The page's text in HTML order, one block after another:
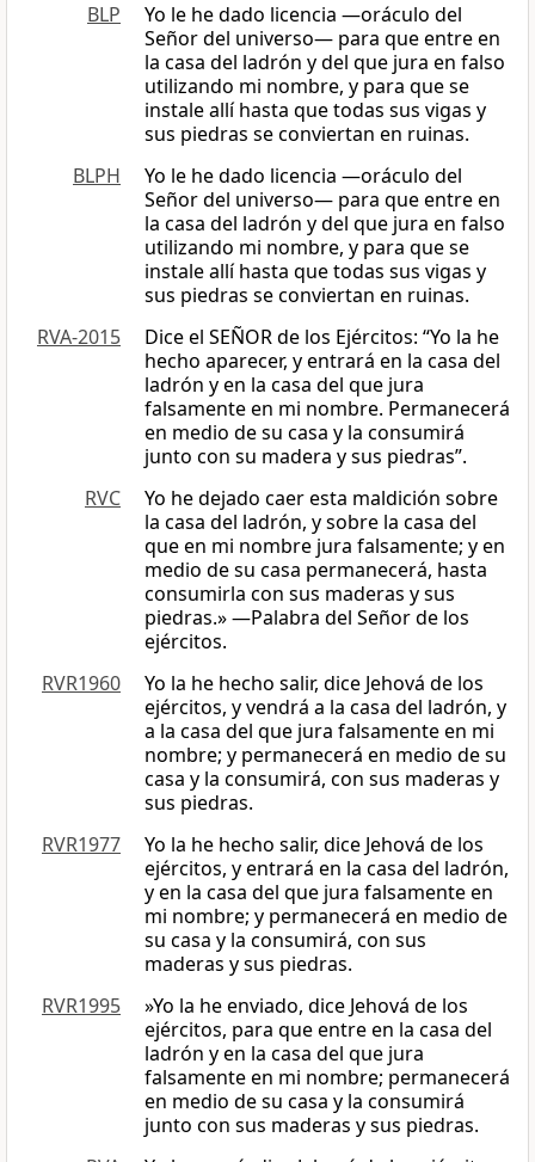
BLP
Yo le he dado licencia —oráculo del
Señor del universo— para que entre en
la casa del ladrón y del que jura en falso
utilizando mi nombre, y para que se
instale allí hasta que todas sus vigas y
sus piedras se conviertan en ruinas.
BLPH
Yo le he dado licencia —oráculo del
Señor del universo— para que entre en
la casa del ladrón y del que jura en falso
utilizando mi nombre, y para que se
instale allí hasta que todas sus vigas y
sus piedras se conviertan en ruinas.
RVA-2015
Dice el SEÑOR de los Ejércitos: “Yo la he
hecho aparecer, y entrará en la casa del
ladrón y en la casa del que jura
falsamente en mi nombre. Permanecerá
en medio de su casa y la consumirá
junto con su madera y sus piedras”.
RVC
Yo he dejado caer esta maldición sobre
la casa del ladrón, y sobre la casa del
que en mi nombre jura falsamente; y en
medio de su casa permanecerá, hasta
consumirla con sus maderas y sus
piedras.» —Palabra del Señor de los
ejércitos.
RVR1960
Yo la he hecho salir, dice Jehová de los
ejércitos, y vendrá a la casa del ladrón, y
a la casa del que jura falsamente en mi
nombre; y permanecerá en medio de su
casa y la consumirá, con sus maderas y
sus piedras.
RVR1977
Yo la he hecho salir, dice Jehová de los
ejércitos, y entrará en la casa del ladrón,
y en la casa del que jura falsamente en
mi nombre; y permanecerá en medio de
su casa y la consumirá, con sus
maderas y sus piedras.
RVR1995
»Yo la he enviado, dice Jehová de los
ejércitos, para que entre en la casa del
ladrón y en la casa del que jura
falsamente en mi nombre; permanecerá
en medio de su casa y la consumirá
junto con sus maderas y sus piedras.